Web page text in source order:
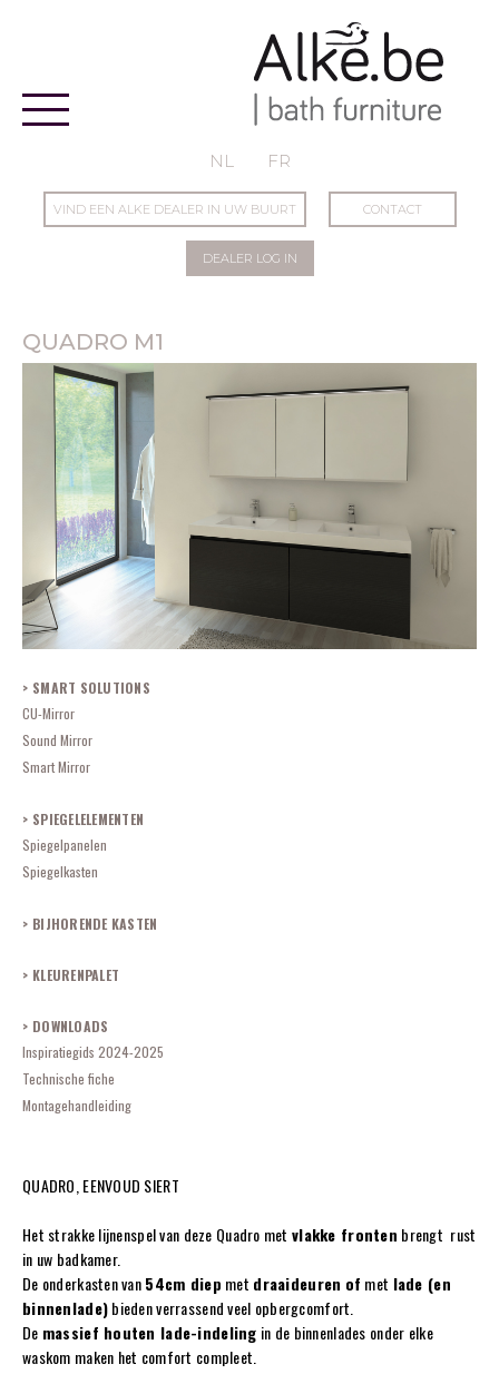
NL FR
VIND EEN ALKE DEALER IN UW BUURT CONTACT
DEALER LOG IN
QUADRO M1
SMART SOLUTIONS
CU-Mirror
Sound Mirror
Smart Mirror
SPIEGELELEMENTEN
Spiegelpanelen
Spiegelkasten
BIJHORENDE KASTEN
KLEURENPALET
DOWNLOADS
Inspiratiegids 2024-2025
Technische fiche
Montagehandleiding
QUADRO, EENVOUD SIERT
Het strakke lijnenspel van deze Quadro metvlakke fronten brengt rust
in uw badkamer.
De onderkasten van54cm diep met draaideuren of met lade (en
binnenlade)bieden verrassend veel opbergcomfort.
De massief houten lade-indeling in de binnenlades onder elke
waskom maken het comfort compleet.